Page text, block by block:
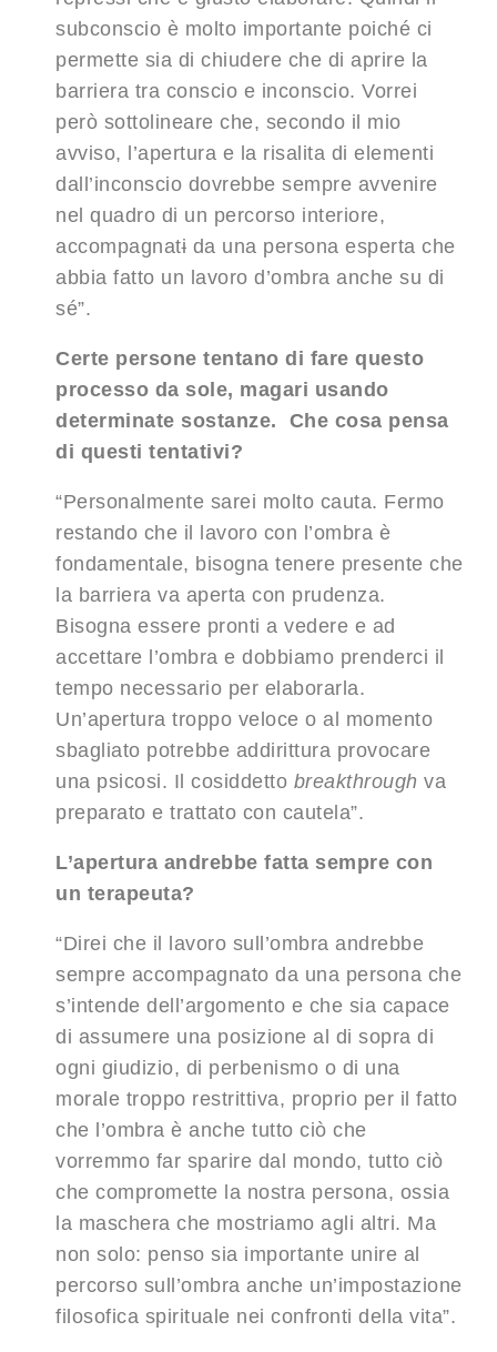
subconscio è molto importante poiché ci
permette sia di chiudere che di aprire la
barriera tra conscio e inconscio. Vorrei
però sottolineare che, secondo il mio
avviso, l’apertura e la risalita di elementi
dall’inconscio dovrebbe sempre avvenire
nel quadro di un percorso interiore,
accompagnati da una persona esperta che
abbia fatto un lavoro d’ombra anche su di
sé”.
Certe persone tentano di fare questo
processo da sole, magari usando
determinate sostanze. Che cosa pensa
di questi tentativi?
“Personalmente sarei molto cauta. Fermo
restando che il lavoro con l’ombra è
fondamentale, bisogna tenere presente che
la barriera va aperta con prudenza.
Bisogna essere pronti a vedere e ad
accettare l’ombra e dobbiamo prenderci il
tempo necessario per elaborarla.
Un’apertura troppo veloce o al momento
sbagliato potrebbe addirittura provocare
una psicosi. Il cosiddetto breakthrough va
preparato e trattato con cautela”.
L’apertura andrebbe fatta sempre con
un terapeuta?
“Direi che il lavoro sull’ombra andrebbe
sempre accompagnato da una persona che
s’intende dell’argomento e che sia capace
di assumere una posizione al di sopra di
ogni giudizio, di perbenismo o di una
morale troppo restrittiva, proprio per il fatto
che l’ombra è anche tutto ciò che
vorremmo far sparire dal mondo, tutto ciò
che compromette la nostra persona, ossia
la maschera che mostriamo agli altri. Ma
non solo: penso sia importante unire al
percorso sull’ombra anche un’impostazione
filosofica spirituale nei confronti della vita”.